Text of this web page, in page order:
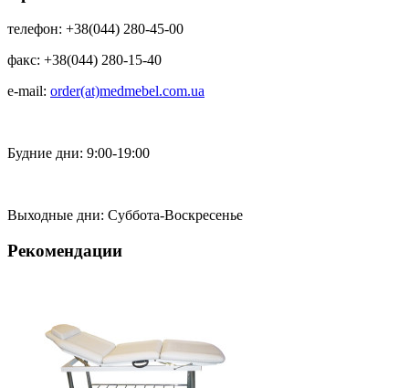
телефон: +38(044) 280-45-00
факс: +38(044) 280-15-40
e-mail: order(at)medmebel.com.ua
Будние дни: 9:00-19:00
Выходные дни: Суббота-Воскресенье
Рекомендации